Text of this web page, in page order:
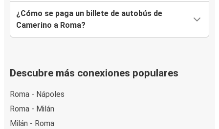
¿Cómo se paga un billete de autobús de
Camerino a Roma?
Descubre más conexiones populares
Roma - Nápoles
Roma - Milán
Milán - Roma